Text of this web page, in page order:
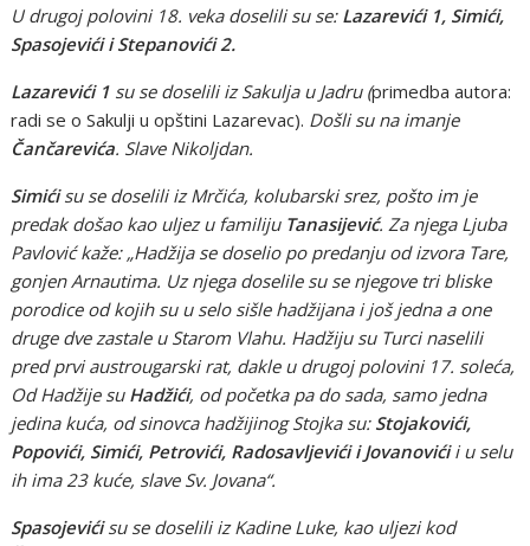
U drugoj polovini 18. veka doselili su se: Lazarevići 1, Simići,
Spasojevići i Stepanovići 2.
Lazarevići 1 su se doselili iz Sakulja u Jadru (primedba autora:
radi se o Sakulji u opštini Lazarevac). Došli su na imanje
Čančarevića. Slave Nikoljdan.
Simićisu se doselili iz Mrčića, kolubarski srez, pošto im je
predak došao kao uljez u familiju Tanasijević. Za njega Ljuba
Pavlović kaže: „Hadžija se doselio po predanju od izvora Tare,
gonjen Arnautima. Uz njega doselile su se njegove tri bliske
porodice od kojih su u selo sišle hadžijana i još jedna a one
druge dve zastale u Starom Vlahu. Hadžiju su Turci naselili
pred prvi austrougarski rat, dakle u drugoj polovini 17. soleća,
Od Hadžije su Hadžići, od početka pa do sada, samo jedna
jedina kuća, od sinovca hadžijinog Stojka su: Stojakovići,
Popovići, Simići, Petrovići, Radosavljevići i Jovanovićii u selu
ih ima 23 kuće, slave Sv. Jovana“.
Spasojevićisu se doselili iz Kadine Luke, kao uljezi kod